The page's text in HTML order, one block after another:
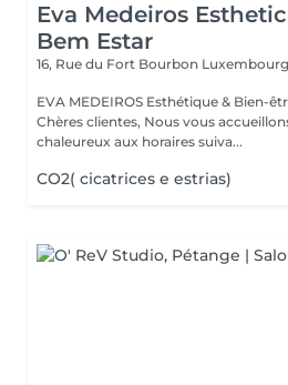
Eva Medeiros
Bem Estar
16, Rue du Fort Bourbon
EVA MEDEIROS Esthétique & Bien-
Chères clientes, Nous vous
chaleureux aux horaires suiva...
CO2( cicatrices e estrias)